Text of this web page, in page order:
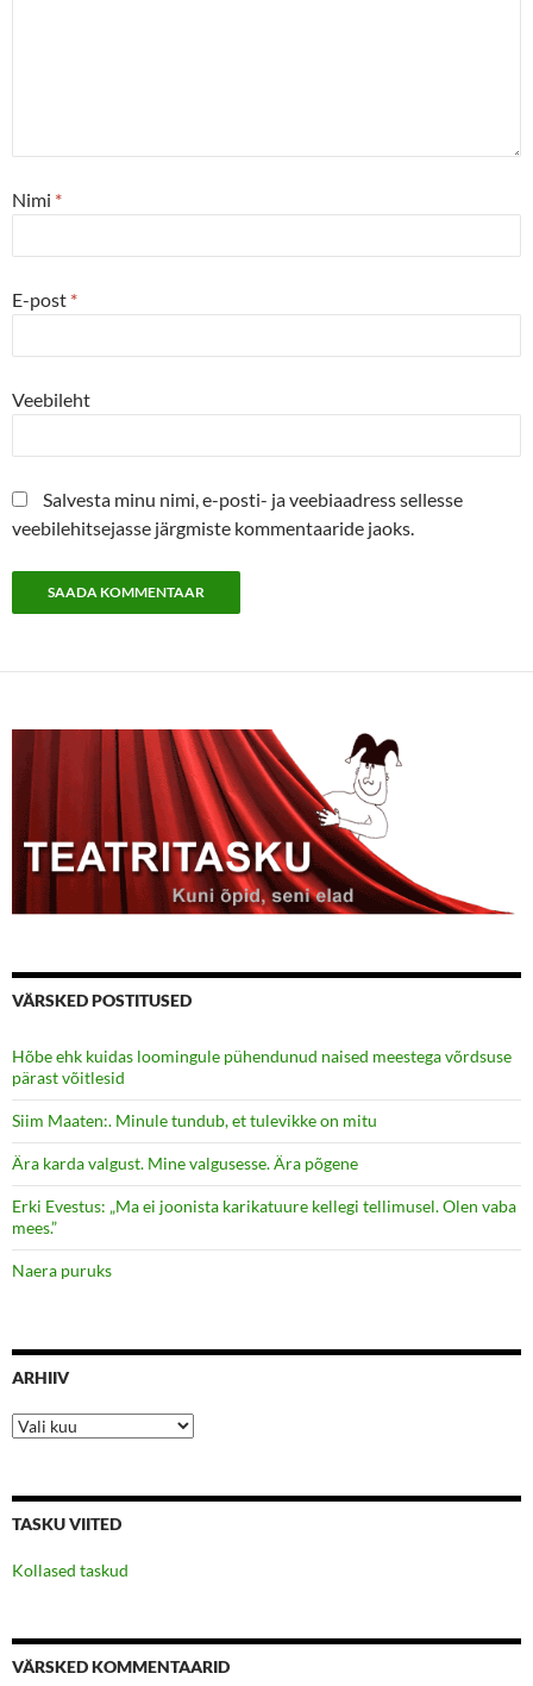
Nimi *
E-post *
Veebileht
Salvesta minu nimi, e-posti- ja veebiaadress sellesse
veebilehitsejasse järgmiste kommentaaride jaoks.
VÄRSKED POSTITUSED
Hõbe ehk kuidas loomingule pühendunud naised meestega võrdsuse
pärast võitlesid
Siim Maaten:. Minule tundub, et tulevikke on mitu
Ära karda valgust. Mine valgusesse. Ära põgene
Erki Evestus: „Ma ei joonista karikatuure kellegi tellimusel. Olen vaba
mees.”
Naera puruks
ARHIIV
Arhiiv
TASKU VIITED
Kollased taskud
VÄRSKED KOMMENTAARID